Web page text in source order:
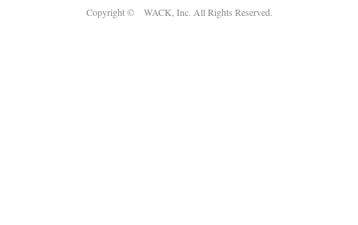
Copyright © WACK, Inc. All Rights Reserved.